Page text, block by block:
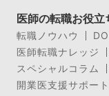
医師の転職お役立
転職ノウハウ
医師転職ナレッジ
スペシャルコラム
開業医支援サポート